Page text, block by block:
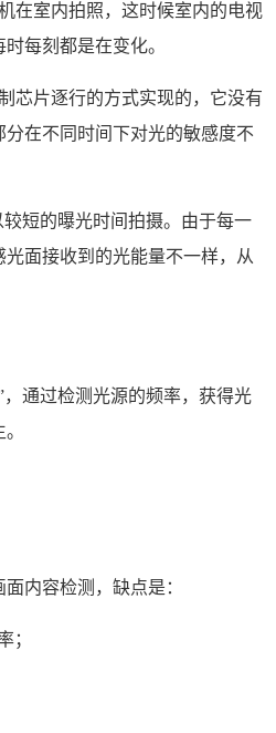
在室内拍照，这时候室内的电视
每刻都是在变化。
芯片逐行的方式实现的，它没有
在不同时间下对光的敏感度不
短的曝光时间拍摄。由于每一
面接收到的光能量不一样，从
通过检测光源的频率，获得光
内容检测，缺点是：
；